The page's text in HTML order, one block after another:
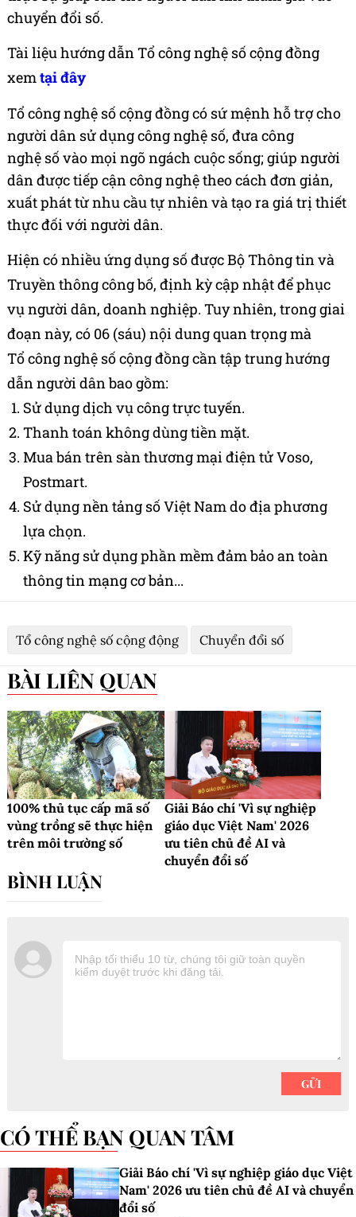
chuyển đổi số.
Tài liệuhướngdẫn Tổcông nghệ sốcộng đồng
xemtại đây
Tổcông nghệ sốcộng đồng có sứmệnh hỗtrợcho
người dân sửdụngcông nghệ số, đưa công
nghệ sốvào mọi ngõ ngách cuộc sống; giúp người
dânđược tiếp cận công nghệtheo cách đơn giản,
xuất phát từnhu cầu tựnhiên và tạora giá trịthiết
thực đối với người dân.
Hiện có nhiềuứng dụng sốđượcBộThông tin và
Truyền thông công bố, định kỳcập nhậtđểphục
vụngười dân, doanh nghiệp. Tuy nhiên, trong giai
đoạnnày, có 06 (sáu) nội dungquan trọng mà
Tổcông nghệ sốcộng đồng cần tập trunghướng
dẫn người dân bao gồm:
Sửdụng dịch vụcông trực tuyến.
Thanh toán không dùng tiền mặt.
Mua bán trên sàn thương mại điện tửVoso,
Postmart.
Sửdụng nền tảng sốViệt Nam do địa phương
lựa chọn.
Kỹnăng sửdụng phần mềm đảm bảo an toàn
thông tin mạng cơ bản...
Tổ công nghệ số cộng động Chuyển đổi số
BÀI LIÊN QUAN
100% thủ tục cấp mã số
vùng trồng sẽ thực hiện
trên môi trường số
Giải Báo chí 'Vì sự nghiệp
giáo dục Việt Nam' 2026
ưu tiên chủ đề AI và
chuyển đổi số
CÓ THỂ BẠN QUAN TÂM
Giải Báo chí 'Vì sự nghiệp giáo dục Việt
Nam' 2026 ưu tiên chủ đề AI và chuyển
đổi số